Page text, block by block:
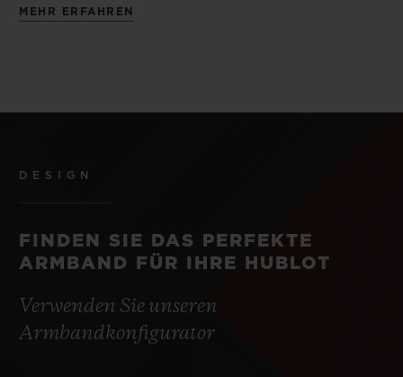
MEHR ERFAHREN
DESIGN
FINDEN SIE DAS PERFEKTE
ARMBAND FÜR IHRE HUBLOT
Verwenden Sie unseren
Armbandkonfigurator